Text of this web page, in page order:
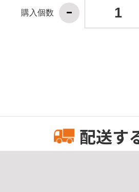
購入個数
配送す